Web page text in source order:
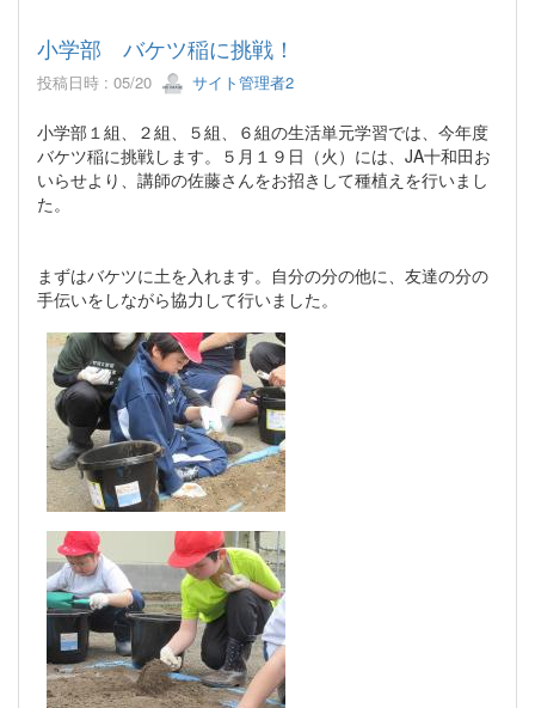
小学部 バケツ稲に挑戦！
投稿日時 : 05/20 サイト管理者2
小学部１組、２組、５組、６組の生活単元学習では、今年度
バケツ稲に挑戦します。５月１９日（火）には、JA十和田お
いらせより、講師の佐藤さんをお招きして種植えを行いまし
た。
まずはバケツに土を入れます。自分の分の他に、友達の分の
手伝いをしながら協力して行いました。